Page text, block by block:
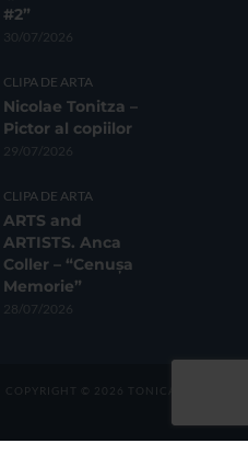
#2”
30/07/2026
CLIPA DE ARTA
Nicolae Tonitza –
Pictor al copiilor
29/07/2026
CLIPA DE ARTA
ARTS and
ARTISTS. Anca
Coller – “Cenușa
Memorie”
28/07/2026
| COPYRIGHT © 2026 TONICA GROUP